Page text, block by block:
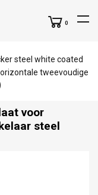
0
steel white coated
tweevoudige
voor
steel